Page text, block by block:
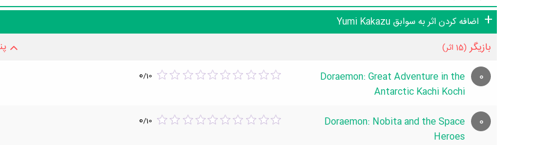
اضافه کردن اثر به سوابق Yumi Kakazu
بازیگر (15 اثر)
0
Doraemon: Great Adventure in the
Antarctic Kachi Kochi
0/10
0
Doraemon: Nobita and the Space
Heroes
0/10